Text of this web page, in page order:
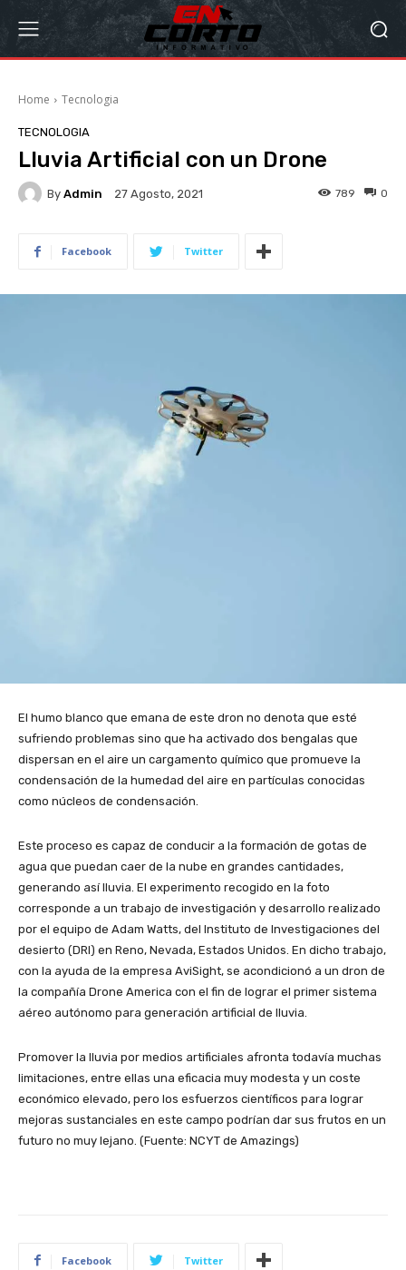
Home Tecnologia
TECNOLOGIA
Lluvia Artificial con un Drone
By Admin 27 Agosto, 2021 0
789
Facebook Twitter
El humo blanco que emana de este dron no denota que esté
sufriendo problemas sino que ha activado dos bengalas que
dispersan en el aire un cargamento químico que promueve la
condensación de la humedad del aire en partículas conocidas
como núcleos de condensación.
Este proceso es capaz de conducir a la formación de gotas de
agua que puedan caer de la nube en grandes cantidades,
generando así lluvia. El experimento recogido en la foto
corresponde a un trabajo de investigación y desarrollo realizado
por el equipo de Adam Watts, del Instituto de Investigaciones del
desierto (DRI) en Reno, Nevada, Estados Unidos. En dicho trabajo,
con la ayuda de la empresa AviSight, se acondicionó a un dron de
la compañía Drone America con el fin de lograr el primer sistema
aéreo autónomo para generación artificial de lluvia.
Promover la lluvia por medios artificiales afronta todavía muchas
limitaciones, entre ellas una eficacia muy modesta y un coste
económico elevado, pero los esfuerzos científicos para lograr
mejoras sustanciales en este campo podrían dar sus frutos en un
futuro no muy lejano. (Fuente: NCYT de Amazings)
Facebook Twitter